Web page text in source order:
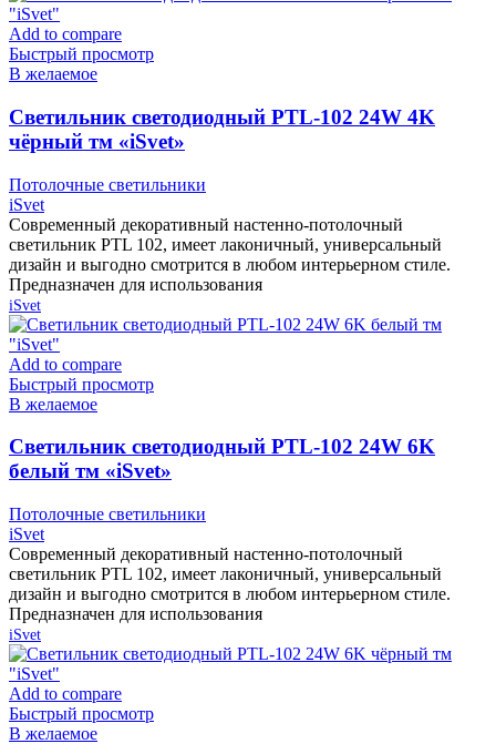
Add to compare
Быстрый просмотр
В желаемое
Cветильник светодиодный PTL-102 24W 4K
чёрный тм «iSvet»
Потолочные светильники
iSvet
Современный декоративный настенно-потолочный
светильник PTL 102, имеет лаконичный, универсальный
дизайн и выгодно смотрится в любом интерьерном стиле.
Предназначен для использования
iSvet
Add to compare
Быстрый просмотр
В желаемое
Cветильник светодиодный PTL-102 24W 6K
белый тм «iSvet»
Потолочные светильники
iSvet
Современный декоративный настенно-потолочный
светильник PTL 102, имеет лаконичный, универсальный
дизайн и выгодно смотрится в любом интерьерном стиле.
Предназначен для использования
iSvet
Add to compare
Быстрый просмотр
В желаемое